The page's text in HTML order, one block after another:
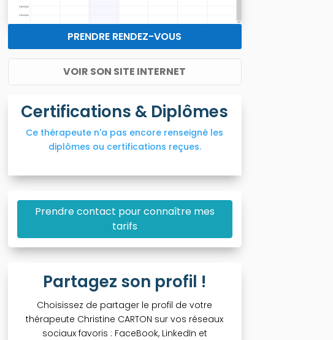
PRENDRE RENDEZ-VOUS
VOIR SON SITE INTERNET
Certifications & Diplômes
Ce thérapeute n'a pas encore renseigné les
diplômes ou certifications reçues.
Prendre contact pour connaître mes
tarifs
Partagez son profil !
Choisissez de partager le profil de votre
thérapeute Christine CARTON sur vos réseaux
sociaux favoris : FaceBook, LinkedIn et